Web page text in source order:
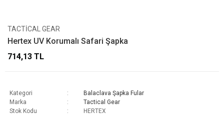
TACTICAL GEAR
Hertex UV Korumalı Safari Şapka
714,13 TL
Kategori
Balaclava Şapka Fular
Marka
Tactical Gear
Stok Kodu
HERTEX